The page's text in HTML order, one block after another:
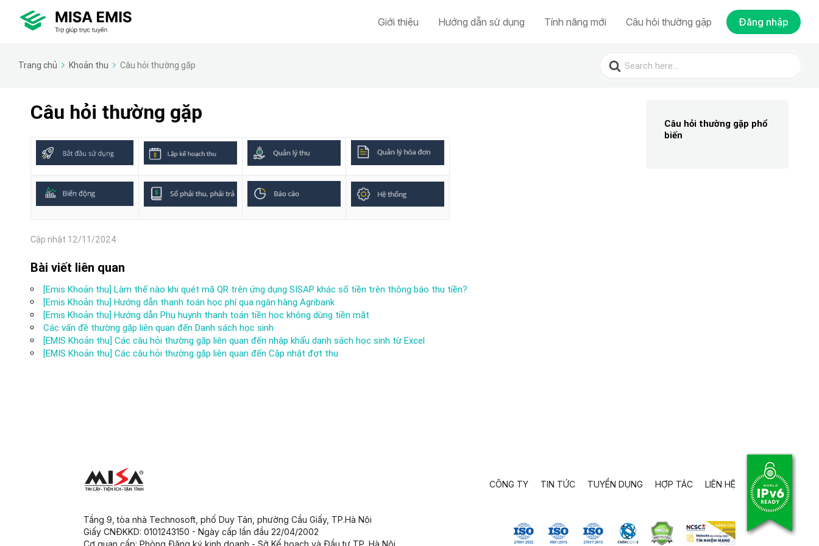
Giới thiệu Hướng dẫn sử dụng Tính năng mới Câu hỏi thường gặp Đăng nhập
Trang chủ Khoản thu Câu hỏi thường gặp
Search
for:
Câu hỏi thường gặp
Cập nhật 12/11/2024
Bài viết liên quan
[Emis Khoản thu] Làm thế nào khi quét mã QR trên ứng dụng SISAP khác số tiền trên thông báo thu tiền?
[Emis Khoản thu] Hướng dẫn thanh toán học phí qua ngân hàng Agribank
[Emis Khoản thu] Hướng dẫn Phụ huynh thanh toán tiền học không dùng tiền mặt
Các vấn đề thường gặp liên quan đến Danh sách học sinh
[EMIS Khoản thu] Các câu hỏi thường gặp liên quan đến nhập khẩu danh sách học sinh từ Excel
[EMIS Khoản thu] Các câu hỏi thường gặp liên quan đến Cập nhật đợt thu
Câu hỏi thường gặp phổ
biến
CÔNG TY TIN TỨC TUYỂN DỤNG HỢP TÁC LIÊN HỆ
Tầng 9, tòa nhà Technosoft, phố Duy Tân, phường Cầu Giấy, TP.Hà Nội
Giấy CNĐKKD: 0101243150 - Ngày cấp lần đầu 22/04/2002
Cơ quan cấp: Phòng Đăng ký kinh doanh - Sở Kế hoạch và Đầu tư TP. Hà Nội